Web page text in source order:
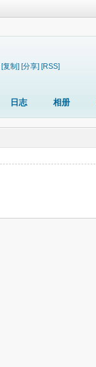
[复制] [分享] [RSS]
日志 相册